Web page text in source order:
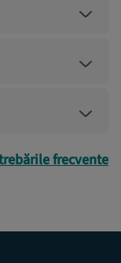
frecvente